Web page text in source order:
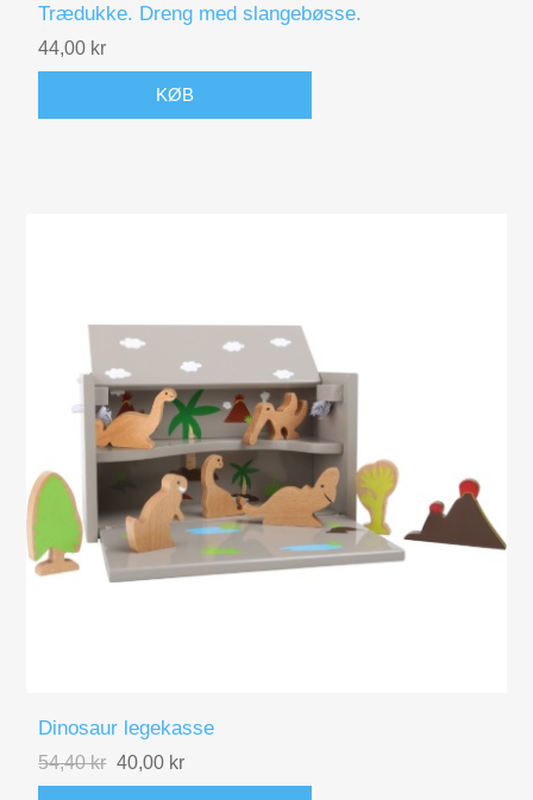
Trædukke. Dreng med slangebøsse.
44,00 kr
KØB
Dinosaur legekasse
54,40 kr 40,00 kr